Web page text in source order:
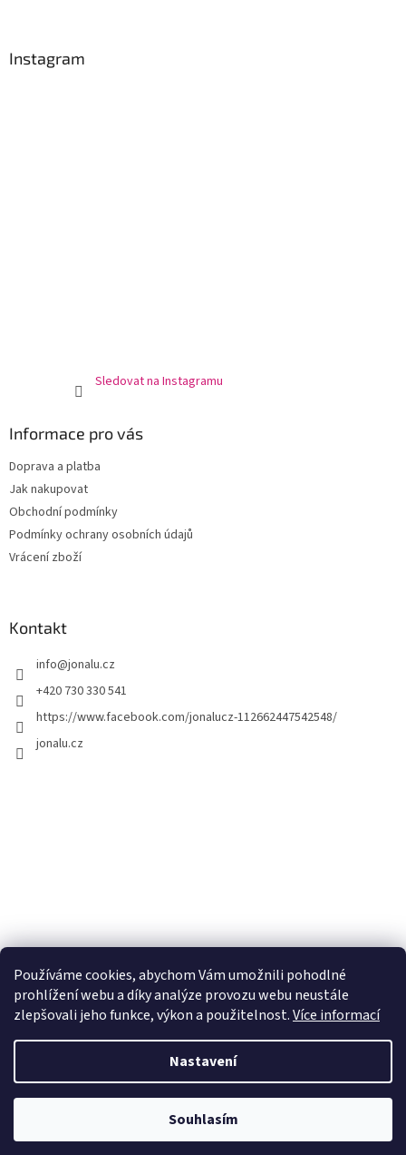
Používáme cookies, abychom Vám umožnili pohodlné
prohlížení webu a díky analýze provozu webu neustále
zlepšovali jeho funkce, výkon a použitelnost.Více informací
Nastavení
Souhlasím
Instagram
Sledovat na Instagramu
Informace pro vás
Doprava a platba
Jak nakupovat
Obchodní podmínky
Podmínky ochrany osobních údajů
Vrácení zboží
Kontakt
info@jonalu.cz
+420 730 330 541
https://www.facebook.com/jonalucz-112662447542548/
jonalu.cz
Vytvořil Shoptet
JONALU.CZ. Všechna práva vyhrazena.